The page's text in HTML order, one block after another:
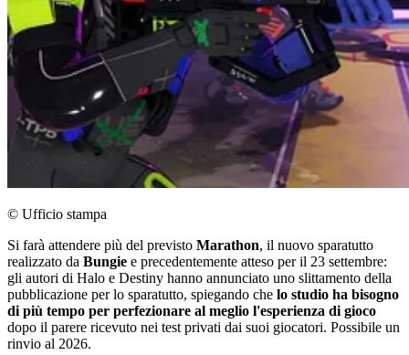
© Ufficio stampa
Si farà attendere più del previsto Marathon, il nuovo sparatutto
realizzato da Bungie e precedentemente atteso per il 23 settembre:
gli autori di Halo e Destiny hanno annunciato uno slittamento della
pubblicazione per lo sparatutto, spiegando che lo studio ha bisogno
di più tempo per perfezionare al meglio l'esperienza di gioco
dopo il parere ricevuto nei test privati dai suoi giocatori. Possibile un
rinvio al 2026.